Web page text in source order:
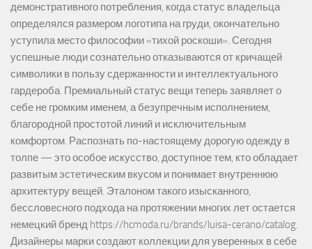
демонстративного потребления, когда статус владельца
определялся размером логотипа на груди, окончательно
уступила место философии «тихой роскоши». Сегодня
успешные люди сознательно отказываются от кричащей
символики в пользу сдержанности и интеллектуального
гардероба. Премиальный статус вещи теперь заявляет о
себе не громким именем, а безупречным исполнением,
благородной простотой линий и исключительным
комфортом. Распознать по-настоящему дорогую одежду в
толпе — это особое искусство, доступное тем, кто обладает
развитым эстетическим вкусом и понимает внутреннюю
архитектуру вещей. Эталоном такого изысканного,
бессловесного подхода на протяжении многих лет остается
немецкий бренд https://hcmoda.ru/brands/luisa-cerano/catalog.
Дизайнеры марки создают коллекции для уверенных в себе